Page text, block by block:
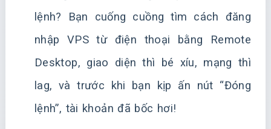
lệnh? Bạn cuống cuồng tìm cách đăng
nhập VPS từ điện thoại bằng Remote
Desktop, giao diện thì bé xíu, mạng thì
lag, và trước khi bạn kịp ấn nút “Đóng
lệnh”, tài khoản đã bốc hơi!